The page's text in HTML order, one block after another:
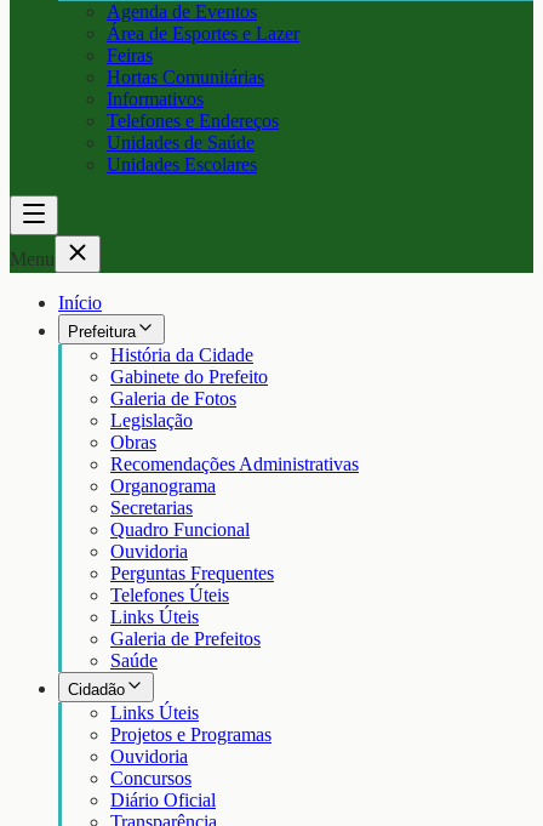
Agenda de Eventos
Área de Esportes e Lazer
Feiras
Hortas Comunitárias
Informativos
Telefones e Endereços
Unidades de Saúde
Unidades Escolares
Menu
Início
Prefeitura
História da Cidade
Gabinete do Prefeito
Galeria de Fotos
Legislação
Obras
Recomendações Administrativas
Organograma
Secretarias
Quadro Funcional
Ouvidoria
Perguntas Frequentes
Telefones Úteis
Links Úteis
Galeria de Prefeitos
Saúde
Cidadão
Links Úteis
Projetos e Programas
Ouvidoria
Concursos
Diário Oficial
Transparência